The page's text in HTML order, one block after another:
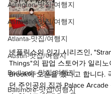
Arlington-맛집/여행지
Asheville-맛집/여행지
Atlanta-맛집/여행지
Austin-맛집/여행지
Badlands-맛집/여행지
Baltimore-맛집/여행지
넷플릭스의 인기 시리즈인,
Things"의 팝업 스토어가 일리노
Brook에 오픈을 했다고 합니다.
던 주인공의 집과 Palace